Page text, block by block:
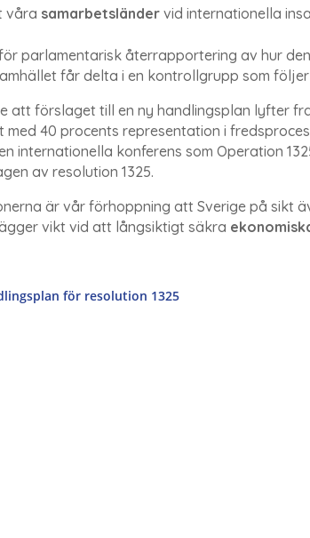
våra samarbetsländervid internationella
parlamentarisk återrapportering av hur
får delta i en kontrollgrupp som
att förslaget till en ny handlingsplan lyfter
med 40 procents representation i
internationella konferens som Operation
av resolution 1325.
är vår förhoppning att Sverige på sikt
vikt vid att långsiktigt säkra
för resolution 1325